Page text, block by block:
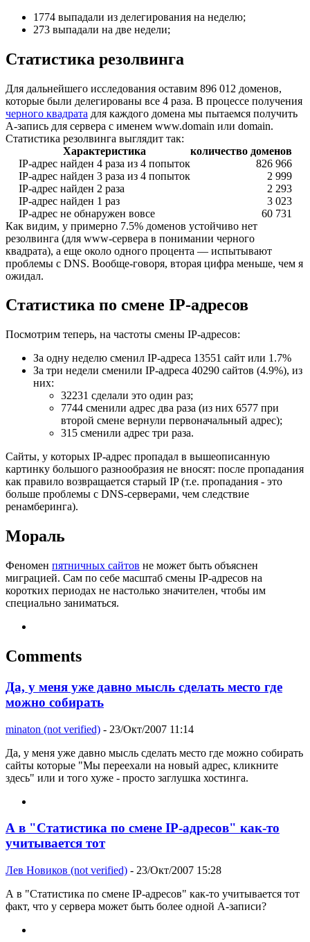
1774 выпадали из делегирования на неделю;
273 выпадали на две недели;
Статистика резолвинга
Для дальнейшего исследования оставим 896 012 доменов,
которые были делегированы все 4 раза. В процессе получения
черного квадрата для каждого домена мы пытаемся получить
A-запись для сервера с именем www.domain или domain.
Статистика резолвинга выглядит так:
Характеристика
количество доменов
IP-адрес найден 4 раза из 4 попыток
826 966
IP-адрес найден 3 раза из 4 попыток
2 999
IP-адрес найден 2 раза
2 293
IP-адрес найден 1 раз
3 023
IP-адрес не обнаружен вовсе
60 731
Как видим, у примерно 7.5% доменов устойчиво нет
резолвинга (для www-сервера в понимании черного
квадрата), а еще около одного процента — испытывают
проблемы с DNS. Вообще-говоря, вторая цифра меньше, чем я
ожидал.
Статистика по смене IP-адресов
Посмотрим теперь, на частоты смены IP-адресов:
За одну неделю сменил IP-адреса 13551 сайт или 1.7%
За три недели сменили IP-адреса 40290 сайтов (4.9%), из
них:
32231 сделали это один раз;
7744 сменили адрес два раза (из них 6577 при
второй смене вернули первоначальный адрес);
315 сменили адрес три раза.
Сайты, у которых IP-адрес пропадал в вышеописанную
картинку большого разнообразия не вносят: после пропадания
как правило возвращается старый IP (т.е. пропадания - это
больше проблемы с DNS-серверами, чем следствие
ренамберинга).
Мораль
Феномен пятничных сайтов не может быть объяснен
миграцией. Сам по себе масштаб смены IP-адресов на
коротких периодах не настолько значителен, чтобы им
специально заниматься.
Comments
Да, у меня уже давно мысль сделать место где
можно собирать
minaton (not verified) - 23/Окт/2007 11:14
Да, у меня уже давно мысль сделать место где можно собирать
сайты которые "Мы переехали на новый адрес, кликните
здесь" или и того хуже - просто заглушка хостинга.
А в "Статистика по смене IP-адресов" как-то
учитывается тот
Лев Новиков (not verified) - 23/Окт/2007 15:28
А в "Статистика по смене IP-адресов" как-то учитывается тот
факт, что у сервера может быть более одной А-записи?